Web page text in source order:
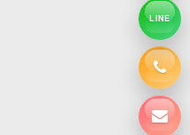
LINE